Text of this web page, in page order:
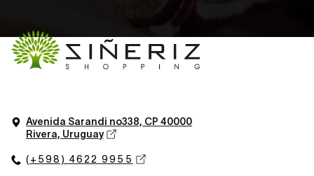
Avenida Sarandi no338, CP 40000
Rivera, Uruguay
(+598) 4622 9955